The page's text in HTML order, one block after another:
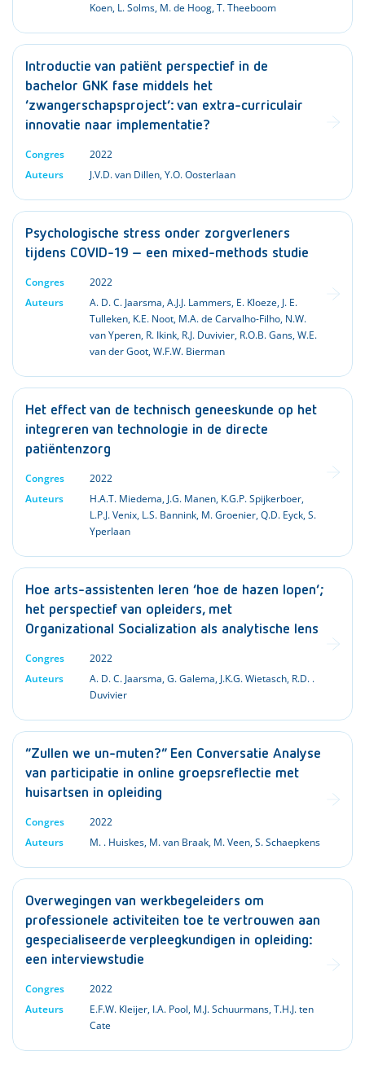
Koen, L. Solms, M. de Hoog,T. Theeboom
Introductie van patiënt perspectief in de
bachelor GNK fase middels het
‘zwangerschapsproject’: van extra-curriculair
innovatie naar implementatie?
Congres
2022
Auteurs
J.V.D. van Dillen,Y.O. Oosterlaan
Psychologische stress onder zorgverleners
tijdens COVID-19 – een mixed-methods studie
Congres
2022
Auteurs
A. D. C. Jaarsma,A.J.J. Lammers, E. Kloeze, J. E.
Tulleken, K.E. Noot, M.A. de Carvalho-Filho, N.W.
van Yperen, R. Ikink, R.J. Duvivier, R.O.B. Gans,W.E.
van der Goot,W.F.W. Bierman
Het effect van de technisch geneeskunde op het
integreren van technologie in de directe
patiëntenzorg
Congres
2022
Auteurs
H.A.T. Miedema, J.G. Manen, K.G.P. Spijkerboer,
L.P.J. Venix, L.S. Bannink, M. Groenier,Q.D. Eyck,S.
Yperlaan
Hoe arts-assistenten leren ‘hoe de hazen lopen’;
het perspectief van opleiders, met
Organizational Socialization als analytische lens
Congres
2022
Auteurs
A. D. C. Jaarsma,G. Galema, J.K.G. Wietasch, R.D. .
Duvivier
“Zullen we un-muten?” Een Conversatie Analyse
van participatie in online groepsreflectie met
huisartsen in opleiding
Congres
2022
Auteurs
M. . Huiskes, M. van Braak, M. Veen,S. Schaepkens
Overwegingen van werkbegeleiders om
professionele activiteiten toe te vertrouwen aan
gespecialiseerde verpleegkundigen in opleiding:
een interviewstudie
Congres
2022
Auteurs
E.F.W. Kleijer, I.A. Pool, M.J. Schuurmans,T.H.J. ten
Cate